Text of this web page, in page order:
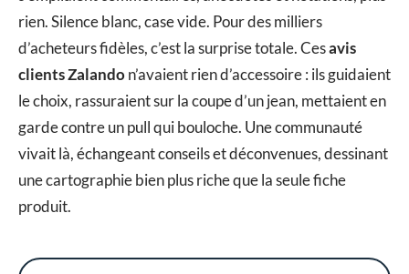
rien. Silence blanc, case vide. Pour des milliers
d’acheteurs fidèles, c’est la surprise totale. Cesavis
clients Zalandon’avaient rien d’accessoire : ils guidaient
le choix, rassuraient sur la coupe d’un jean, mettaient en
garde contre un pull qui bouloche. Une communauté
vivait là, échangeant conseils et déconvenues, dessinant
une cartographie bien plus riche que la seule fiche
produit.